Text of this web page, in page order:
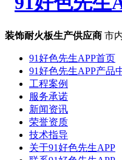
装饰耐火板生产供应商 市
91好色先生APP首页
91好色先生APP产品
工程案例
服务承诺
新闻资讯
荣誉资质
技术指导
关于91好色先生APP